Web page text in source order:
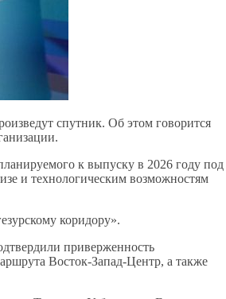
спутник. Об этом говорится
к выпуску в 2026 году под
и технологическим возможностям
коридору».
приверженность
Восток-Запад-Центр, а также